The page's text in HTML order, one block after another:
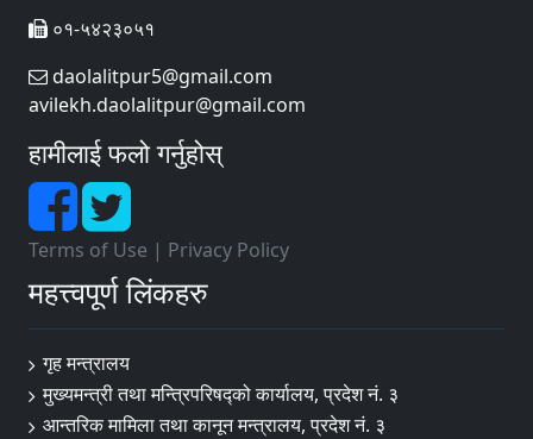
०१-५४२३०५१
daolalitpur5@gmail.com
avilekh.daolalitpur@gmail.com
हामीलाई फलो गर्नुहोस्
Terms of Use | Privacy Policy
महत्त्वपूर्ण लिंकहरु
गृह मन्त्रालय
मुख्यमन्त्री तथा मन्त्रिपरिषद्को कार्यालय, प्रदेश नं. ३
आन्तरिक मामिला तथा कानून मन्त्रालय, प्रदेश नं. ३